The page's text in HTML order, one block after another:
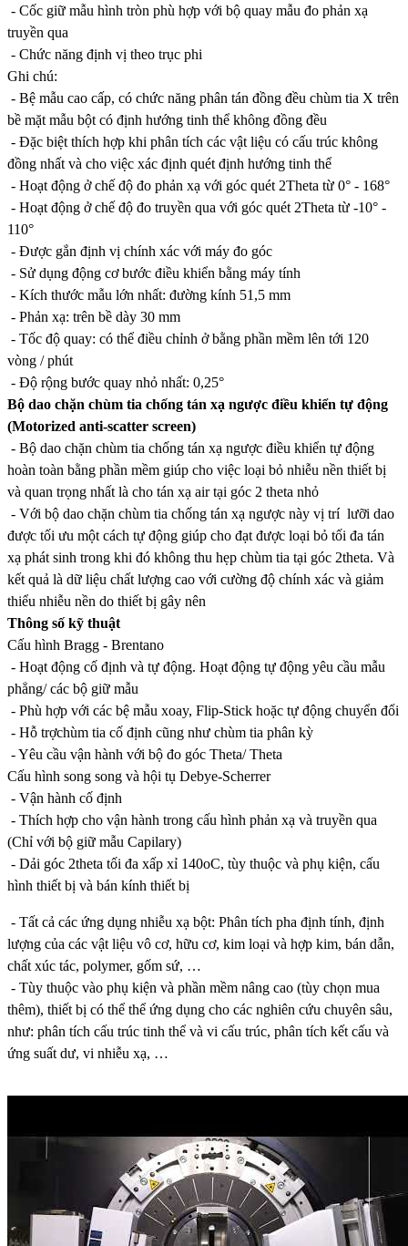
- Cốc giữ mẫu hình tròn phù hợp với bộ quay mẫu đo phản xạ
truyền qua
- Chức năng định vị theo trục phi
Ghi chú:
- Bệ mẫu cao cấp, có chức năng phân tán đồng đều chùm tia X trên
bề mặt mẫu bột có định hướng tinh thể không đồng đều
- Đặc biệt thích hợp khi phân tích các vật liệu có cấu trúc không
đồng nhất và cho việc xác định quét định hướng tinh thể
- Hoạt động ở chế độ đo phản xạ với góc quét 2Theta từ 0° - 168°
- Hoạt động ở chế độ đo truyền qua với góc quét 2Theta từ -10° -
110°
- Được gắn định vị chính xác với máy đo góc
- Sử dụng động cơ bước điều khiển bằng máy tính
- Kích thước mẫu lớn nhất: đường kính 51,5 mm
- Phản xạ: trên bề dày 30 mm
- Tốc độ quay: có thể điều chỉnh ở bằng phần mềm lên tới 120
vòng / phút
- Độ rộng bước quay nhỏ nhất: 0,25°
Bộ dao chặn chùm tia chống tán xạ ngược điều khiển tự động
(Motorized anti-scatter screen)
- Bộ dao chặn chùm tia chống tán xạ ngược điều khiển tự động
hoàn toàn bằng phần mềm giúp cho việc loại bỏ nhiễu nền thiết bị
và quan trọng nhất là cho tán xạ air tại góc 2 theta nhỏ
- Với bộ dao chặn chùm tia chống tán xạ ngược này vị trí lưỡi dao
được tối ưu một cách tự động giúp cho đạt được loại bỏ tối đa tán
xạ phát sinh trong khi đó không thu hẹp chùm tia tại góc 2theta. Và
kết quả là dữ liệu chất lượng cao với cường độ chính xác và giảm
thiểu nhiễu nền do thiết bị gây nên
Thông số kỹ thuật
Cấu hình Bragg - Brentano
- Hoạt động cố định và tự động. Hoạt động tự động yêu cầu mẫu
phẳng/ các bộ giữ mẫu
- Phù hợp với các bệ mẫu xoay, Flip-Stick hoặc tự động chuyển đổi
- Hỗ trợchùm tia cố định cũng như chùm tia phân kỳ
- Yêu cầu vận hành với bộ đo góc Theta/ Theta
Cấu hình song song và hội tụ Debye-Scherrer
- Vận hành cố định
- Thích hợp cho vận hành trong cấu hình phản xạ và truyền qua
(Chỉ với bộ giữ mẫu Capilary)
- Dải góc 2theta tối đa xấp xỉ 140oC, tùy thuộc và phụ kiện, cấu
hình thiết bị và bán kính thiết bị
- Tất cả các ứng dụng nhiễu xạ bột: Phân tích pha định tính, định
lượng của các vật liệu vô cơ, hữu cơ, kim loại và hợp kim, bán dẫn,
chất xúc tác, polymer, gốm sứ, …
- Tùy thuộc vào phụ kiện và phần mềm nâng cao (tùy chọn mua
thêm), thiết bị có thể thể ứng dụng cho các nghiên cứu chuyên sâu,
như: phân tích cấu trúc tinh thể và vi cấu trúc, phân tích kết cấu và
ứng suất dư, vi nhiễu xạ, …